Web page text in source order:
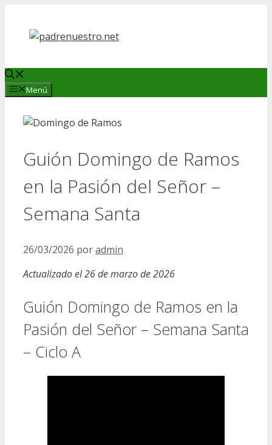
contenido
Menú
Guión Domingo de Ramos
en la Pasión del Señor –
Semana Santa
26/03/2026 poradmin
Actualizado el 26 de marzo de 2026
Guión Domingo de Ramos en la
Pasión del Señor – Semana Santa
– Ciclo A